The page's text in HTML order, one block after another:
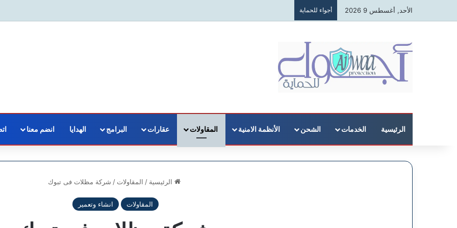
الأحد, أغسطس 9 2026 أجواء للحماية
الرئيسية الخدمات الشحن الأنظمة الامنية المقاولات عقارات البرامج الهدايا انضم معنا
الرئيسية / المقاولات / شركة مظلات فى تبوك
المقاولات انشاء وتعمير